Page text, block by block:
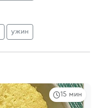
ужин
15 мин